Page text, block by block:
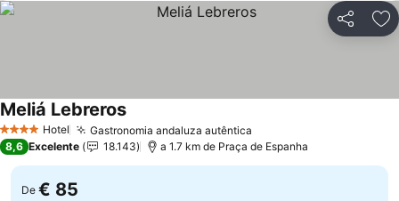
Partilhar
4 EstrelasHotel Gastronomia andaluza autêntica
Meliá LebrerosVer preços
8,6 Excelente 18.143 a 1.7 km de Praça de Espanha
De € 85